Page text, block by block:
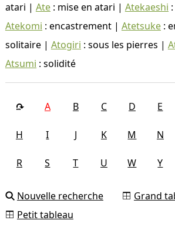
atari | Ate: mise en atari | Atekaeshi
Atekomi : encastrement | Atetsuke:
solitaire | Atogiri : sous les pierres |
Atsumi : solidité
A B C D E
H I J K M N
R S T U W Y
Nouvelle recherche
Grand
Petit tableau